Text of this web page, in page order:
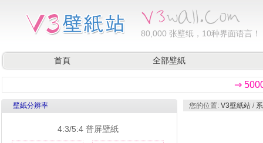
80,000 张壁纸，10种界面语言！
首頁 全部壁紙
⇒
壁紙分辨率
4:3/5:4 普屏壁紙
您的位置: V3壁紙站 /